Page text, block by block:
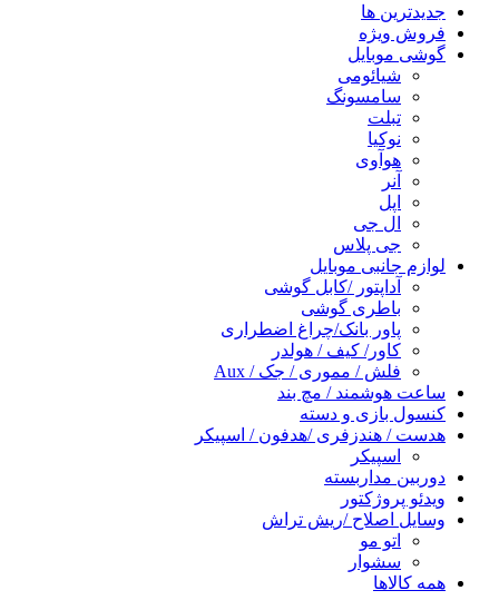
جدیدترین ها
فروش ویژه
گوشی موبایل
شیائومی
سامسونگ
تبلت
نوکیا
هوآوی
آنر
اپل
ال جی
جی پلاس
لوازم جانبی موبایل
آداپتور /کابل گوشی
باطری گوشی
پاور بانک/چراغ اضطراری
کاور/ کیف / هولدر
فلش / مموری / جک / Aux
ساعت هوشمند / مچ بند
کنسول بازی و دسته
هدست / هندزفری /هدفون / اسپیکر
اسپیکر
دوربین مداربسته
ویدئو پروژکتور
وسایل اصلاح /ریش تراش
اتو مو
سشوار
همه کالاها